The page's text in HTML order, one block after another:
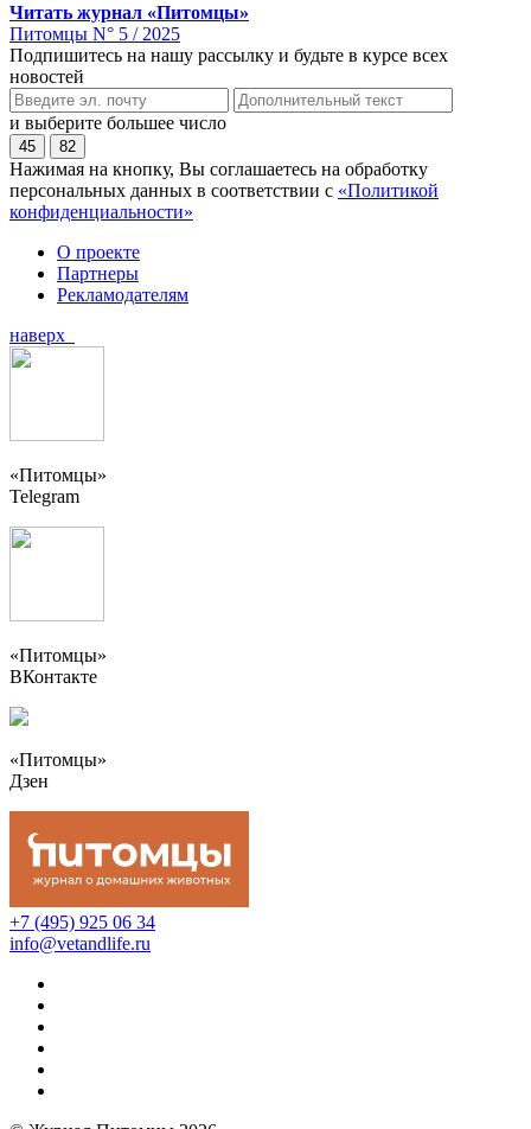
Читать журнал «Питомцы»
Питомцы N° 5 / 2025
Подпишитесь на нашу рассылку и будьте в курсе всех
новостей
и выберите большее число
45 82
Нажимая на кнопку, Вы соглашаетесь на обработку
персональных данных в соответствии с «Политикой
конфиденциальности»
О проекте
Партнеры
Рекламодателям
наверх
«Питомцы»
Telegram
«Питомцы»
ВКонтакте
«Питомцы»
Дзен
+7 (495) 925 06 34
info@vetandlife.ru